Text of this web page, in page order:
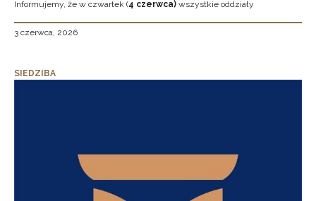
Informujemy, że w czwartek (4 czerwca) wszystkie oddziały
3 czerwca, 2026
SIEDZIBA